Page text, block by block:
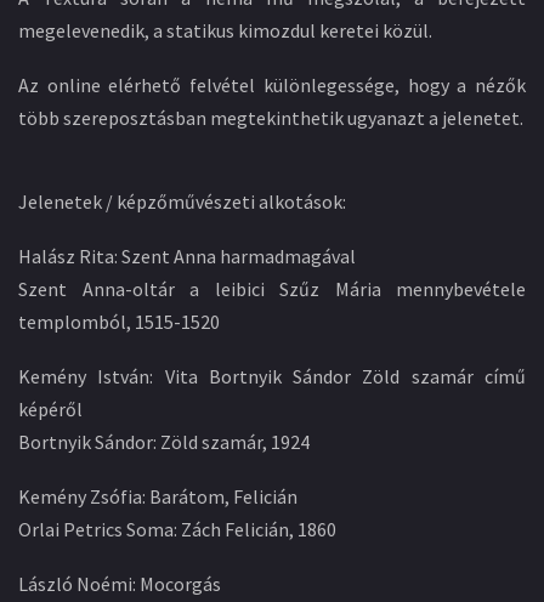
megelevenedik, a statikus kimozdul keretei közül.
Az online elérhető felvétel különlegessége, hogy a nézők
több szereposztásban megtekinthetik ugyanazt a jelenetet.
Jelenetek / képzőművészeti alkotások:
Halász Rita: Szent Anna harmadmagával
Szent Anna-oltár a leibici Szűz Mária mennybevétele
templomból, 1515-1520
Kemény István: Vita Bortnyik Sándor Zöld szamár című
képéről
Bortnyik Sándor: Zöld szamár, 1924
Kemény Zsófia: Barátom, Felicián
Orlai Petrics Soma: Zách Felicián, 1860
László Noémi: Mocorgás